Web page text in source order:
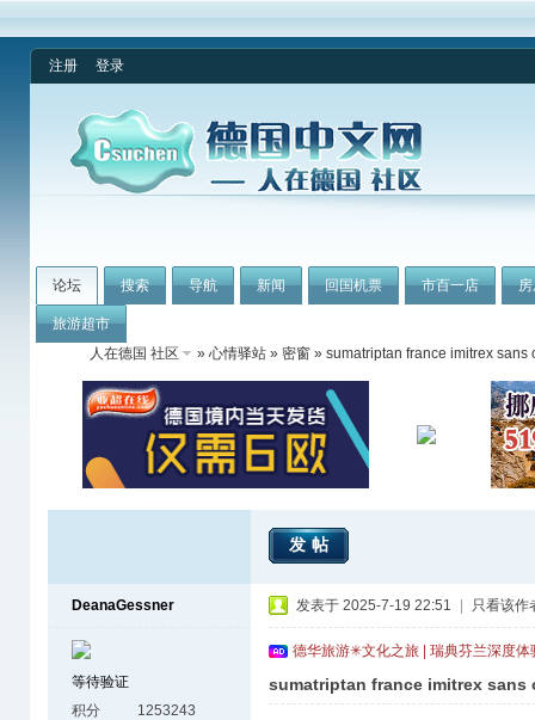
注册 登录
论坛 搜索 导航 新闻 回国机票 市百一店
旅游超市
人在德国 社区
» 心情驿站 » 密窗 » sumatriptan france imitrex sans
发帖
DeanaGessner
等待验证
积分
1253243
发表于 2025-7-19 22:51 只看该作
德华旅游✳文化之旅 | 瑞典芬兰深度
sumatriptan france imitrex sans